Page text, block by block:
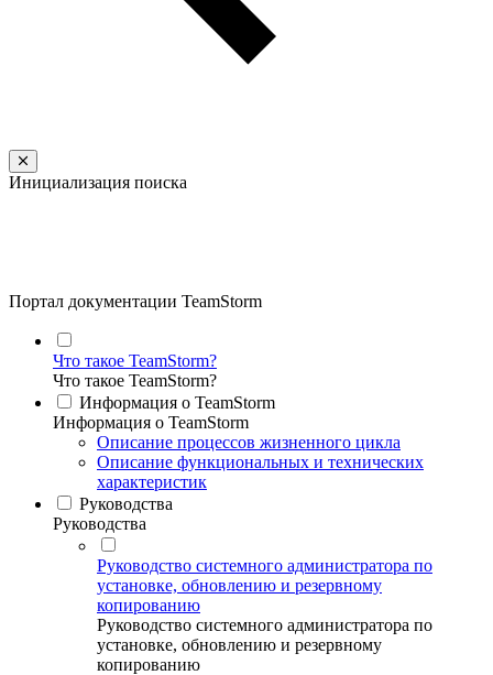
Инициализация поиска
Портал документации TeamStorm
Что такое TeamStorm?
Что такое TeamStorm?
Информация о TeamStorm
Информация о TeamStorm
Описание процессов жизненного цикла
Описание функциональных и технических
характеристик
Руководства
Руководства
Руководство системного администратора по
установке, обновлению и резервному
копированию
Руководство системного администратора по
установке, обновлению и резервному
копированию